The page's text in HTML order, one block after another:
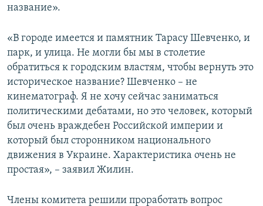
название».
«В городе имеется и памятник Тарасу Шевченко, и
парк, и улица. Не могли бы мы в столетие
обратиться к городским властям, чтобы вернуть это
историческое название? Шевченко – не
кинематограф. Я не хочу сейчас заниматься
политическими дебатами, но это человек, который
был очень враждебен Российской империи и
который был сторонником национального
движения в Украине. Характеристика очень не
простая», – заявил Жилин.
Члены комитета решили проработать вопрос